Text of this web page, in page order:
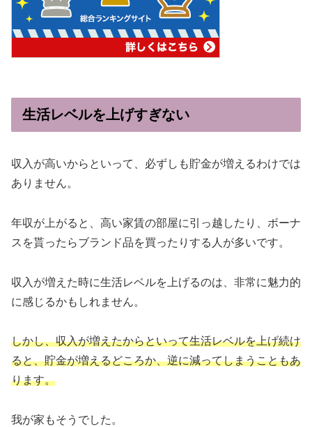
生活レベルを上げすぎない
収入が高いからといって、必ずしも貯金が増えるわけでは
ありません。
年収が上がると、高い家賃の部屋に引っ越したり、ボーナ
スを貰ったらブランド品を買ったりする人が多いです。
収入が増えた時に生活レベルを上げるのは、非常に魅力的
に感じるかもしれません。
しかし、収入が増えたからといって生活レベルを上げ続け
ると、貯金が増えるどころか、逆に減ってしまうこともあ
ります。
我が家もそうでした。